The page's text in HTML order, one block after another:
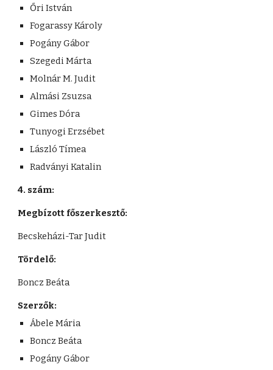
Őri István
Fogarassy Károly
Pogány Gábor
Szegedi Márta
Molnár M. Judit
Almási Zsuzsa
Gimes Dóra
Tunyogi Erzsébet
László Tímea
Radványi Katalin
4. szám:
Megbízott főszerkesztő:
Becskeházi-Tar Judit
Tördelő:
Boncz Beáta
Szerzők:
Ábele Mária
Boncz Beáta
Pogány Gábor